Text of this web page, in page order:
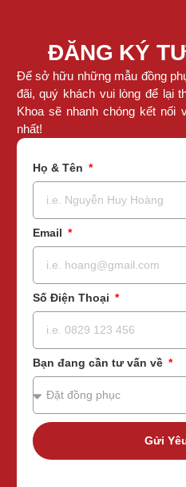
ĐĂNG KÝ
Để sở hữu những mẫu đồng
đãi, quý khách vui lòng để lại
Khoa sẽ nhanh chóng kết nối
nhất!
Họ & Tên
Email
Số Điện Thoại
Bạn đang cần tư vấn về
Gửi